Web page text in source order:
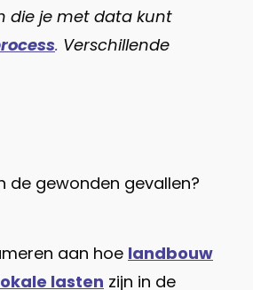
die je met data kunt
. Verschillende
de gewonden gevallen?
aan hoe landbouw
lasten zijn in de